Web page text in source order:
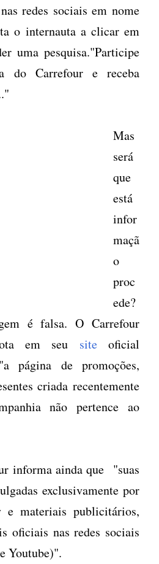
redes sociais em nome
o internauta a clicar em
uma pesquisa."Participe
do Carrefour e receba
Mas
será
que
está
infor
maçã
o
proc
ede?
é falsa. O Carrefour
em seu siteoficial
página de promoções,
criada recentemente
não pertence ao
informa ainda que "suas
exclusivamente por
materiais publicitários,
oficiais nas redes sociais
Youtube)".